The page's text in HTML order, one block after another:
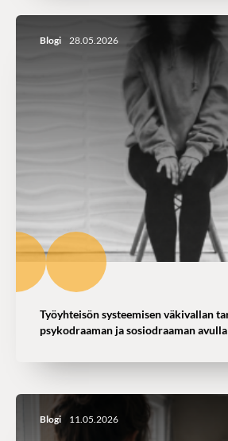
Blogi 28.05.2026
Työyhteisön systeemisen väkivallan
psykodraaman ja sosiodraaman avulla
Blogi 11.05.2026